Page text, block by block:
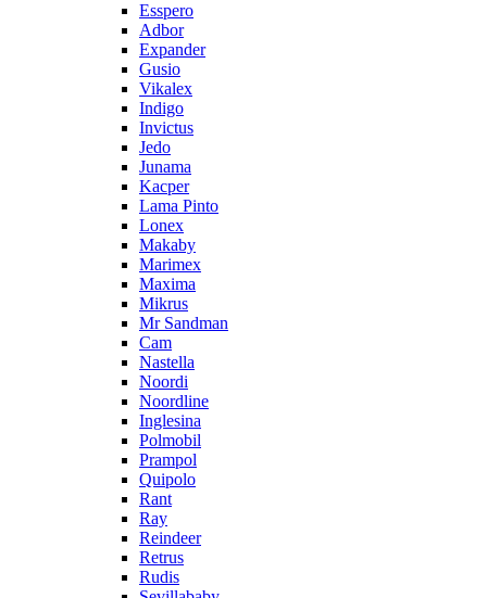
Esspero
Adbor
Expander
Gusio
Vikalex
Indigo
Invictus
Jedo
Junama
Kacper
Lama Pinto
Lonex
Makaby
Marimex
Maxima
Mikrus
Mr Sandman
Cam
Nastella
Noordi
Noordline
Inglesina
Polmobil
Prampol
Quipolo
Rant
Ray
Reindeer
Retrus
Rudis